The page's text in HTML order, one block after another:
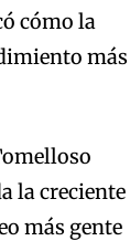
cómo la
más
la creciente
más gente